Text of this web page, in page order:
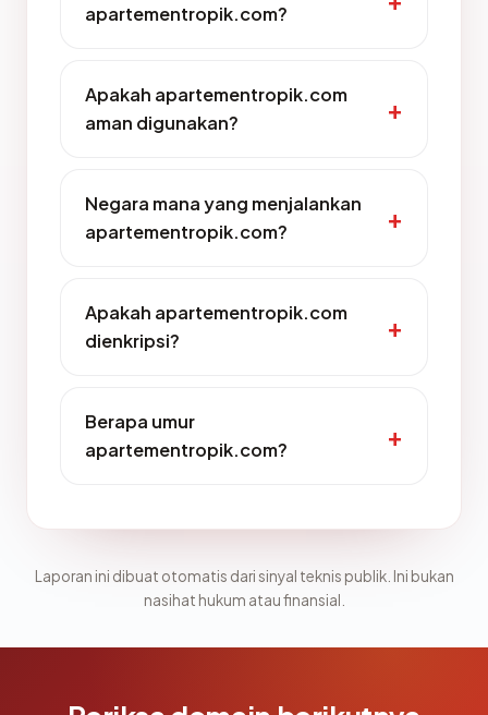
apartementropik.com?
Apakah apartementropik.com
aman digunakan?
Negara mana yang menjalankan
apartementropik.com?
Apakah apartementropik.com
dienkripsi?
Berapa umur
apartementropik.com?
Laporan ini dibuat otomatis dari sinyal teknis publik. Ini bukan
nasihat hukum atau finansial.